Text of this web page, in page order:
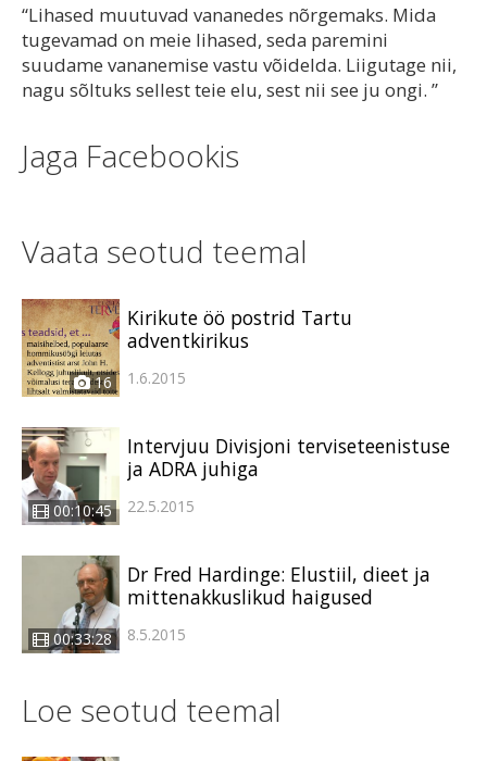
“Lihased muutuvad vananedes nõrgemaks. Mida
tugevamad on meie lihased, seda paremini
suudame vananemise vastu võidelda. Liigutage nii,
nagu sõltuks sellest teie elu, sest nii see ju ongi. ”
Jaga Facebookis
Vaata seotud teemal
16
Kirikute öö postrid Tartu
adventkirikus
1.6.2015
00:10:45
Intervjuu Divisjoni terviseteenistuse
ja ADRA juhiga
22.5.2015
00:33:28
Dr Fred Hardinge: Elustiil, dieet ja
mittenakkuslikud haigused
8.5.2015
Loe seotud teemal